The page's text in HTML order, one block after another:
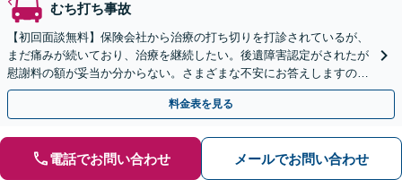
むち打ち事故
【初回面談無料】保険会社から治療の打ち切りを打診されているが、
まだ痛みが続いており、治療を継続したい。後遺障害認定がされたが
慰謝料の額が妥当か分からない。さまざまな不安にお答えしますの
で、お気軽にご連絡ください。ご相談・着手金は無料です。
料金表を見る
電話でお問い合わせ メールでお問い合わせ